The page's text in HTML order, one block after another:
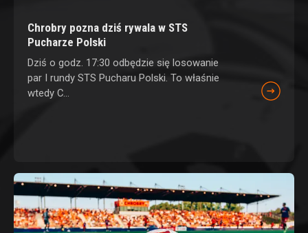
Chrobry pozna dziś rywala w STS
Pucharze Polski
Dziś o godz. 17:30 odbędzie się losowanie
par I rundy STS Pucharu Polski. To właśnie
wtedy C...